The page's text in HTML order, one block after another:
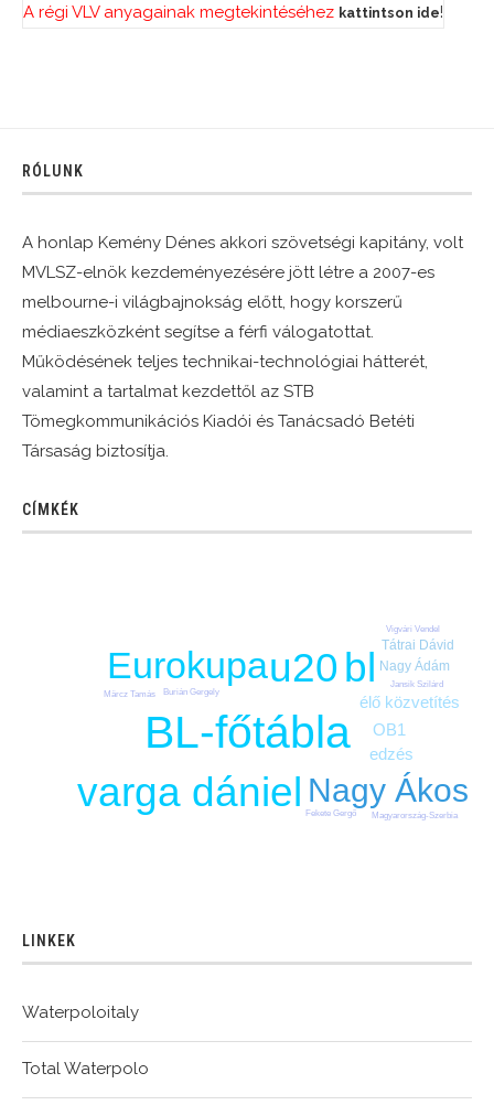
A régi VLV anyagainak megtekintéséhez kattintson ide!
RÓLUNK
A honlap Kemény Dénes akkori szövetségi kapitány, volt
MVLSZ-elnök kezdeményezésére jött létre a 2007-es
melbourne-i világbajnokság előtt, hogy korszerű
médiaeszközként segítse a férfi válogatottat.
Működésének teljes technikai-technológiai hátterét,
valamint a tartalmat kezdettől az STB
Tömegkommunikációs Kiadói és Tanácsadó Betéti
Társaság biztosítja.
CÍMKÉK
BL-főtábla
bl
u20
varga dániel
Eurokupa
Nagy Ákos
edzés
OB1
élő közvetítés
Nagy Ádám
Tátrai Dávid
Burián Gergely
Fekete Gergő
Jansik Szilárd
Magyarország-Szerbia
Märcz Tamás
Vigvári Vendel
LINKEK
Waterpoloitaly
Total Waterpolo